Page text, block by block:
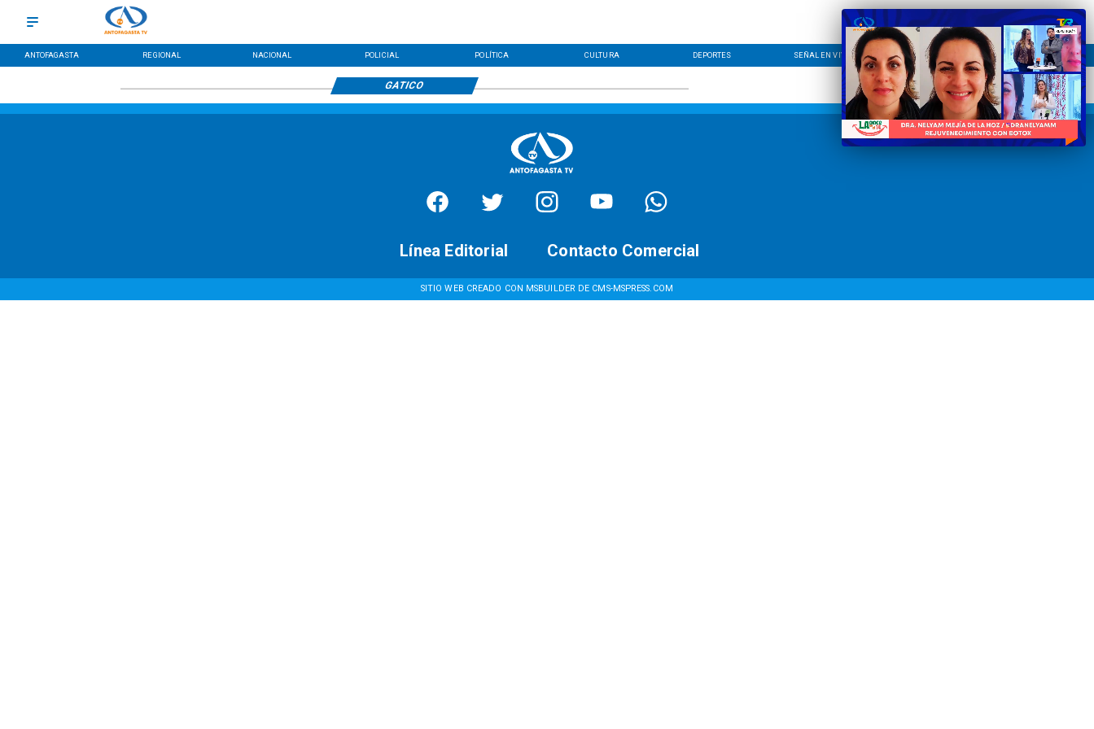
ANTOFAGASTA REGIONAL NACIONAL POLICIAL POLÍTICA CULTURA DEPORTES SEÑAL EN VIVO CONTACTO LÍNEA EDITORIAL
GATICO
SITIO WEB CREADO CON MSBUILDER DE CMS-MSPRESS.COM
Contacto Comercial
Línea Editorial